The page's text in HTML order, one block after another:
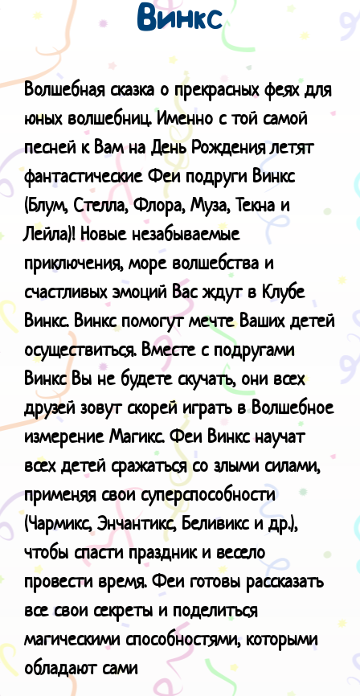
Винкс
Волшебная сказка о прекрасных феях для
юных волшебниц.Именно с той самой
песней к Вам на День Рождения летят
фантастические Феи подруги Винкс
(Блум, Стелла, Флора, Муза, Текна и
Лейла)! Новые незабываемые
приключения, море волшебства и
счастливых эмоций Вас ждут в Клубе
Винкс. Винкс помогут мечте Ваших детей
осуществиться. Вместе с подругами
Винкс Вы не будете скучать, они всех
друзей зовут скорей играть в Волшебное
измерение Магикс. Феи Винкс научат
всех детей сражаться со злыми силами,
применяя свои суперспособности
(Чармикс, Энчантикс, Беливикс и др.),
чтобы спасти праздник и весело
провести время. Феи готовы рассказать
все свои секреты и поделиться
магическими способностями, которыми
обладают сами